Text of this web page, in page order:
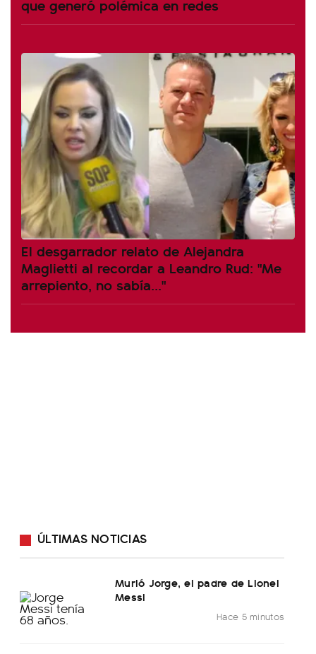
que generó polémica en redes
El desgarrador relato de Alejandra
Maglietti al recordar a Leandro Rud: "Me
arrepiento, no sabía..."
ÚLTIMAS NOTICIAS
Murió Jorge, el padre de Lionel
Messi
Hace 5 minutos